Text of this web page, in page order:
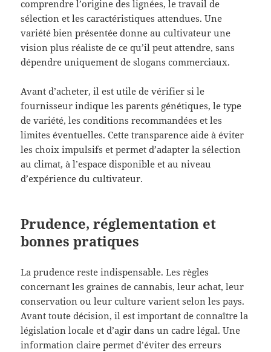
comprendre l’origine des lignées, le travail de
sélection et les caractéristiques attendues. Une
variété bien présentée donne au cultivateur une
vision plus réaliste de ce qu’il peut attendre, sans
dépendre uniquement de slogans commerciaux.
Avant d’acheter, il est utile de vérifier si le
fournisseur indique les parents génétiques, le type
de variété, les conditions recommandées et les
limites éventuelles. Cette transparence aide à éviter
les choix impulsifs et permet d’adapter la sélection
au climat, à l’espace disponible et au niveau
d’expérience du cultivateur.
Prudence, réglementation et
bonnes pratiques
La prudence reste indispensable. Les règles
concernant les graines de cannabis, leur achat, leur
conservation ou leur culture varient selon les pays.
Avant toute décision, il est important de connaître la
législation locale et d’agir dans un cadre légal. Une
information claire permet d’éviter des erreurs